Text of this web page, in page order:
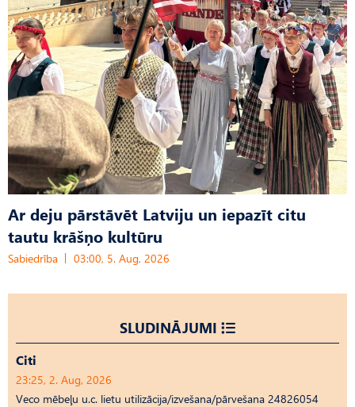
Ar deju pārstāvēt Latviju un iepazīt citu
tautu krāšņo kultūru
Sabiedrība 03:00, 5. Aug, 2026
SLUDINĀJUMI
Citi
23:25, 2. Aug, 2026
Veco mēbeļu u.c. lietu utilizācija/izvešana/pārvešana 24826054